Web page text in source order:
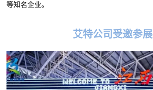
等知名企业。
艾特公司受邀参展